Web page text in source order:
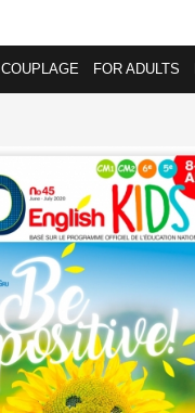
COUPLAGE FOR ADULTS